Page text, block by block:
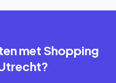
met Shopping